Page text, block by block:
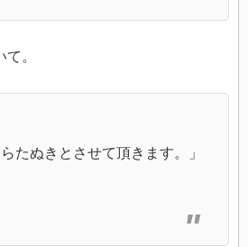
。
たぬきとさせて頂きます。」